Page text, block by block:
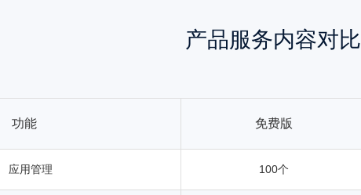
产品服务内容对比
功能 免费版
应用管理 100个